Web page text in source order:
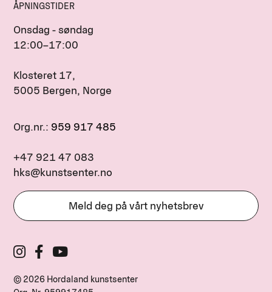
ÅPNINGSTIDER
Onsdag - søndag
12:00–17:00
Klosteret 17,
5005 Bergen, Norge
Org.nr.: 959 917 485
+47 921 47 083
hks@kunstsenter.no
Meld deg på vårt nyhetsbrev
© 2026 Hordaland kunstsenter